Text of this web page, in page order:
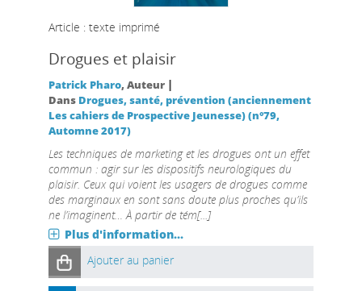
Article : texte imprimé
Drogues et plaisir
Patrick Pharo, Auteur |
Dans Drogues, santé, prévention (anciennement
Les cahiers de Prospective Jeunesse) (n°79,
Automne 2017)
Les techniques de marketing et les drogues ont un effet
commun : agir sur les dispositifs neurologiques du
plaisir. Ceux qui voient les usagers de drogues comme
des marginaux en sont sans doute plus proches qu’ils
ne l’imaginent… À partir de tém[...]
Plus d'information...
Ajouter au panier